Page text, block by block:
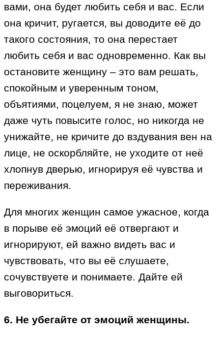
вами, она будет любить себя и вас. Если
она кричит, ругается, вы доводите её до
такого состояния, то она перестает
любить себя и вас одновременно. Как вы
остановите женщину – это вам решать,
спокойным и уверенным тоном,
объятиями, поцелуем, я не знаю, может
даже чуть повысите голос, но никогда не
унижайте, не кричите до вздувания вен на
лице, не оскорбляйте, не уходите от неё
хлопнув дверью, игнорируя её чувства и
переживания.
Для многих женщин самое ужасное, когда
в порыве её эмоций её отвергают и
игнорируют, ей важно видеть вас и
чувствовать, что вы её слушаете,
сочувствуете и понимаете. Дайте ей
выговориться.
6. Не убегайте от эмоций женщины.